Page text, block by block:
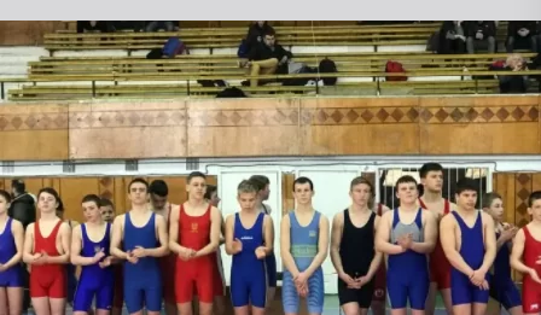
греко-римської
боротьби.-2018
У Дніпрі
відбувся
турнір з
вільної та
греко-
римської
боротьби.-